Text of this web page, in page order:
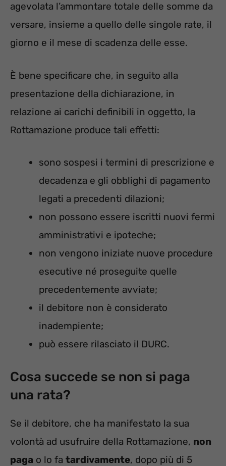
agevolata l’ammontare totale delle somme da
versare, insieme a quello delle singole rate, il
giorno e il mese di scadenza delle esse.
È bene specificare che, in seguito alla
presentazione della dichiarazione, in
relazione ai carichi definibili in oggetto, la
Rottamazione produce tali effetti:
sono sospesi i termini di prescrizione e
decadenza e gli obblighi di pagamento
legati a precedenti dilazioni;
non possono essere iscritti nuovi fermi
amministrativi e ipoteche;
non vengono iniziate nuove procedure
esecutive né proseguite quelle
precedentemente avviate;
il debitore non è considerato
inadempiente;
può essere rilasciato il DURC.
Cosa succede se non si paga
una rata?
Se il debitore, che ha manifestato la sua
volontà ad usufruire della Rottamazione, non
paga o lo fa tardivamente, dopo più di 5